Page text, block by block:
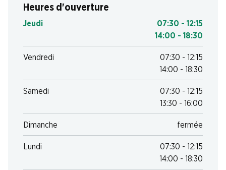
Heures d'ouverture
Jeudi
07:30 - 12:15
14:00 - 18:30
Vendredi
07:30 - 12:15
14:00 - 18:30
Samedi
07:30 - 12:15
13:30 - 16:00
Dimanche fermée
Lundi
07:30 - 12:15
14:00 - 18:30